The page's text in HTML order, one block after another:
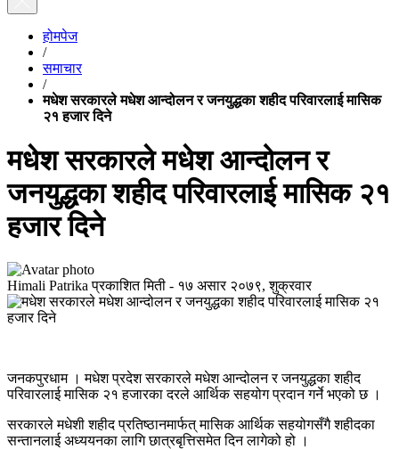
होमपेज
/
समाचार
/
मधेश सरकारले मधेश आन्दोलन र जनयुद्धका शहीद परिवारलाई मासिक
२१ हजार दिने
मधेश सरकारले मधेश आन्दोलन र
जनयुद्धका शहीद परिवारलाई मासिक २१
हजार दिने
Himali Patrika प्रकाशित मिती - १७ असार २०७९, शुक्रवार
जनकपुरधाम । मधेश प्रदेश सरकारले मधेश आन्दोलन र जनयुद्धका शहीद
परिवारलाई मासिक २१ हजारका दरले आर्थिक सहयोग प्रदान गर्ने भएको छ ।
सरकारले मधेशी शहीद प्रतिष्ठानमार्फत् मासिक आर्थिक सहयोगसँगै शहीदका
सन्तानलाई अध्ययनका लागि छात्रबृत्तिसमेत दिन लागेको हो ।